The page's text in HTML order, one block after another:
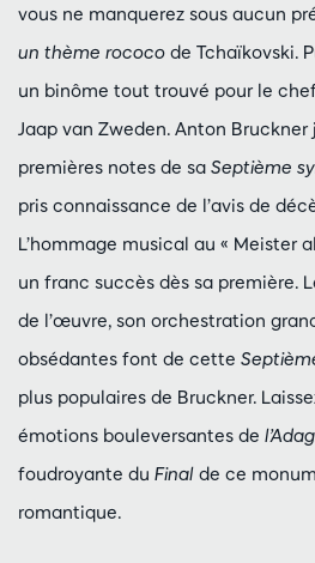
vous ne manquerez sous aucun
un thème rococo de Tchaïkovski.
un binôme tout trouvé pour le
Jaap van Zweden. Anton
premières notes de sa Septième
pris connaissance de l’avis de
L’hommage musical au « Meister
un franc succès dès sa première.
de l’œuvre, son orchestration
obsédantes font de cette
plus populaires de Bruckner.
émotions bouleversantes de
foudroyante du Final de ce
romantique.